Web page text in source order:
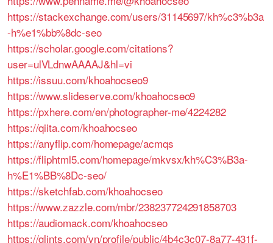
https://stackexchange.com/users/31145697/kh%c3%b3a
-h%e1%bb%8dc-seo
https://scholar.google.com/citations?
user=ulVLdnwAAAAJ&hl=vi
https://issuu.com/khoahocseo9
https://www.slideserve.com/khoahocseo9
https://pxhere.com/en/photographer-me/4224282
https://qiita.com/khoahocseo
https://anyflip.com/homepage/acmqs
https://fliphtml5.com/homepage/mkvsx/kh%C3%B3a-
h%E1%BB%8Dc-seo/
https://sketchfab.com/khoahocseo
https://www.zazzle.com/mbr/238237724291858703
https://audiomack.com/khoahocseo
https://glints.com/vn/profile/public/4b4c3c07-8a77-431f-